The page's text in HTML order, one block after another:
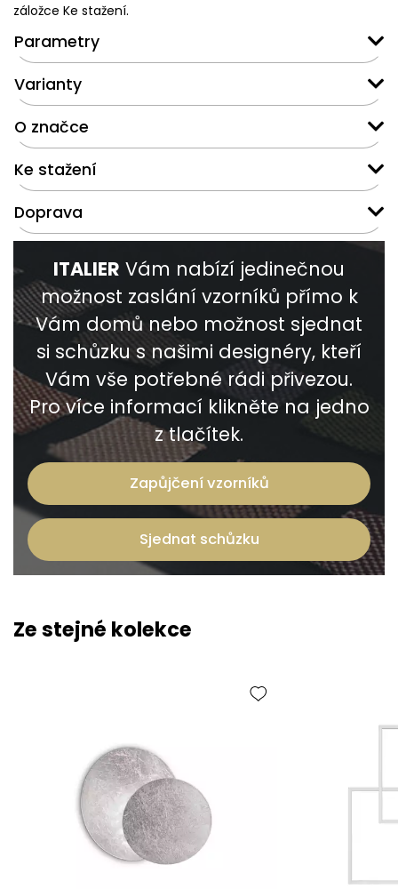
záložce Ke stažení.
Parametry
Varianty
O značce
Ke stažení
Doprava
ITALIER Vám nabízí jedinečnou
možnost zaslání vzorníků přímo k
Vám domů nebo možnost sjednat
si schůzku s našimi designéry, kteří
Vám vše potřebné rádi přivezou.
Pro více informací klikněte na jedno
z tlačítek.
Zapůjčení vzorníků
Sjednat schůzku
Ze stejné kolekce